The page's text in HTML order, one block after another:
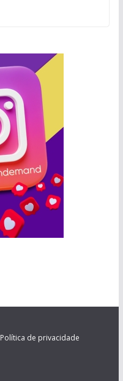
Política de privacidade